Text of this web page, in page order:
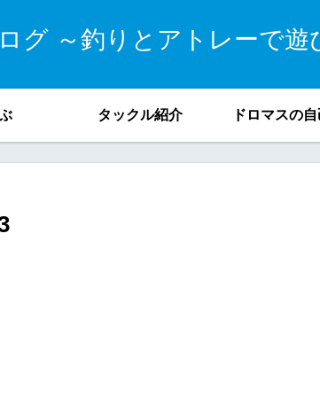
グ ～釣りとアトレーで遊
タックル紹介 ドロマスの